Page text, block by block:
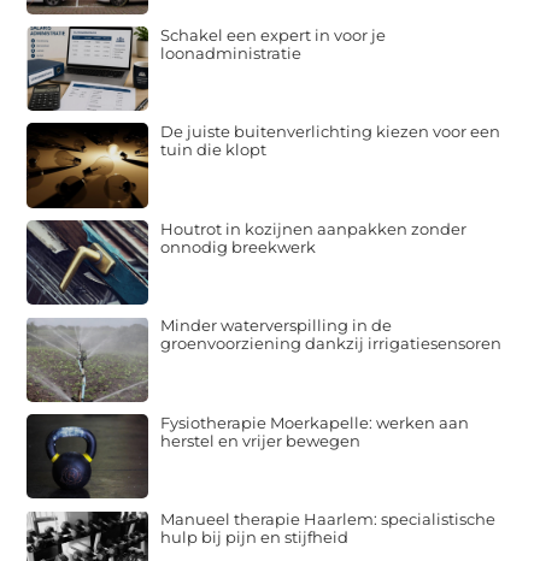
Schakel een expert in voor je
loonadministratie
De juiste buitenverlichting kiezen voor een
tuin die klopt
Houtrot in kozijnen aanpakken zonder
onnodig breekwerk
Minder waterverspilling in de
groenvoorziening dankzij irrigatiesensoren
Fysiotherapie Moerkapelle: werken aan
herstel en vrijer bewegen
Manueel therapie Haarlem: specialistische
hulp bij pijn en stijfheid